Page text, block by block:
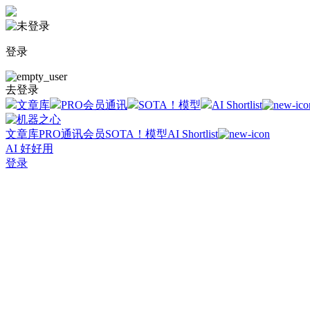
登录
去登录
文章库
PRO会员通讯 SOTA！模型 AI Shortlist
文章库PRO通讯会员SOTA！模型AI Shortlist
AI 好好用
登录